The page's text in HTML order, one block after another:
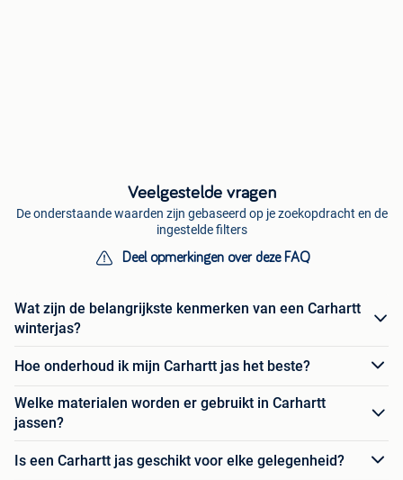
Veelgestelde vragen
De onderstaande waarden zijn gebaseerd op je zoekopdracht en de
ingestelde filters
Deel opmerkingen over deze FAQ
Wat zijn de belangrijkste kenmerken van een Carhartt
winterjas?
Hoe onderhoud ik mijn Carhartt jas het beste?
Welke materialen worden er gebruikt in Carhartt
jassen?
Is een Carhartt jas geschikt voor elke gelegenheid?